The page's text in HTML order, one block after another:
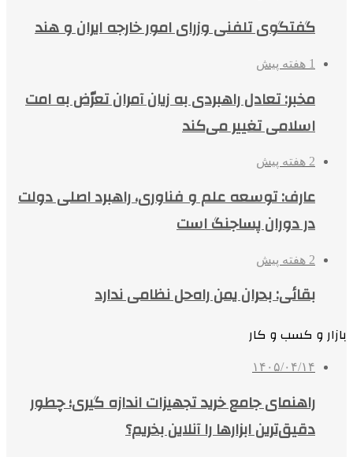
گفتگوی تلفنی وزرای امور خارجه ایران و هند
1 هفته پیش
مخبر: تعادل راهبردی به زیان آمران تعرّض به امت
اسلامی تغییر می‌کند
2 هفته پیش
عارف: توسعه علم و فناوری، راهبرد اصلی دولت
در دوران پساجنگ است
2 هفته پیش
بقائی: بحران یمن راه‌حل نظامی ندارد
بازار و کسب و کار
۱۴۰۵/۰۴/۱۴
راهنمای جامع خرید تجهیزات اندازه گیری؛ چطور
دقیق‌ترین ابزارها را آنلاین بخریم؟